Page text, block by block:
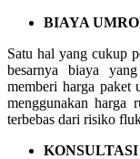
BIAYA
Satu hal yang cukup
besarnya biaya
memberi harga paket
menggunakan harga
terbebas dari risiko